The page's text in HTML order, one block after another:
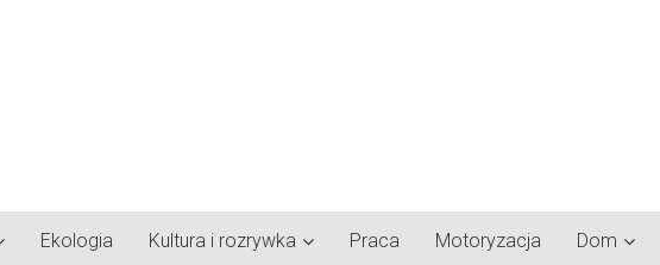
Ekologia Kultura i rozrywka Praca Motoryzacja Dom